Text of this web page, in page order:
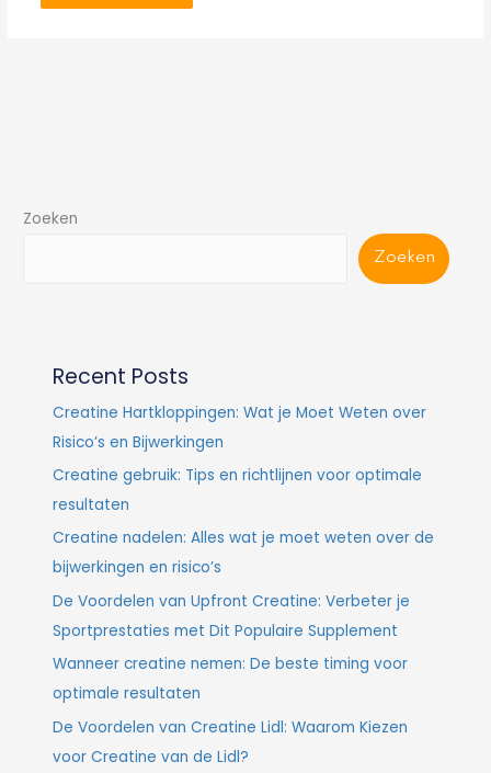
Zoeken
Zoeken
Recent Posts
Creatine Hartkloppingen: Wat je Moet Weten over
Risico’s en Bijwerkingen
Creatine gebruik: Tips en richtlijnen voor optimale
resultaten
Creatine nadelen: Alles wat je moet weten over de
bijwerkingen en risico’s
De Voordelen van Upfront Creatine: Verbeter je
Sportprestaties met Dit Populaire Supplement
Wanneer creatine nemen: De beste timing voor
optimale resultaten
De Voordelen van Creatine Lidl: Waarom Kiezen
voor Creatine van de Lidl?